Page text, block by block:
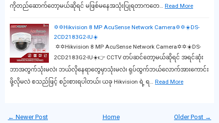
ကိုတည်ဆောက်တော့မယ်ဆိုရင် မဖြစ်မနေအသုံးပြုရတာကတေ…
Read More
✡✡Hikvision 8 MP AcuSense Network Camera✡✡☀️DS-
2CD2183G2-IU☀️
✡✡Hikvision 8 MP AcuSense Network Camera✡✡☀️DS-
2CD2183G2-IU☀️👉 CCTV တပ်ဆင်တော့မယ်ဆိုရင် အရင်ဆုံး
ဘာအတွက်သုံးမလဲ၊ ဘယ်လိုနေရာတွေမှာသုံးမလဲ၊ ရုပ်ထွက်ဘယ်လောက်အားကောင်း
ဖို့လိုမလဲ စသည်ဖြင့် စဉ်းစားရပါတယ်၊ ယခု Hikvision ရဲ့ ရ…
Read More
← Newer Post Older Post →
Home